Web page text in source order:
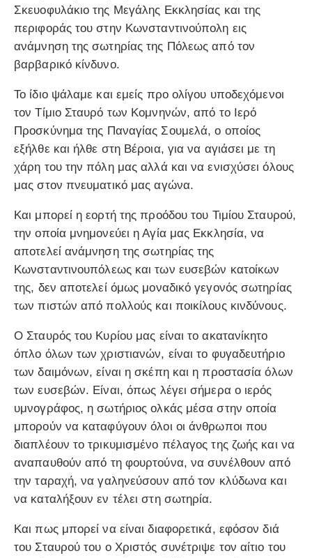
Σκευοφυλάκιο της Μεγάλης Εκκλησίας και της
περιφοράς του στην Κωνσταντινούπολη εις
ανάμνηση της σωτηρίας της Πόλεως από τον
βαρβαρικό κίνδυνο.
Το ίδιο ψάλαμε και εμείς προ ολίγου υποδεχόμενοι
τον Τίμιο Σταυρό των Κομνηνών, από το Ιερό
Προσκύνημα της Παναγίας Σουμελά, ο οποίος
εξήλθε και ήλθε στη Βέροια, για να αγιάσει με τη
χάρη του την πόλη μας αλλά και να ενισχύσει όλους
μας στον πνευματικό μας αγώνα.
Και μπορεί η εορτή της προόδου του Τιμίου Σταυρού,
την οποία μνημονεύει η Αγία μας Εκκλησία, να
αποτελεί ανάμνηση της σωτηρίας της
Κωνσταντινουπόλεως και των ευσεβών κατοίκων
της, δεν αποτελεί όμως μοναδικό γεγονός σωτηρίας
των πιστών από πολλούς και ποικίλους κινδύνους.
Ο Σταυρός του Κυρίου μας είναι το ακατανίκητο
όπλο όλων των χριστιανών, είναι το φυγαδευτήριο
των δαιμόνων, είναι η σκέπη και η προστασία όλων
των ευσεβών. Είναι, όπως λέγει σήμερα ο ιερός
υμνογράφος, η σωτήριος ολκάς μέσα στην οποία
μπορούν να καταφύγουν όλοι οι άνθρωποι που
διαπλέουν το τρικυμισμένο πέλαγος της ζωής και να
αναπαυθούν από τη φουρτούνα, να συνέλθουν από
την ταραχή, να γαληνεύσουν από τον κλύδωνα και
να καταλήξουν εν τέλει στη σωτηρία.
Και πως μπορεί να είναι διαφορετικά, εφόσον διά
του Σταυρού του ο Χριστός συνέτριψε τον αίτιο του